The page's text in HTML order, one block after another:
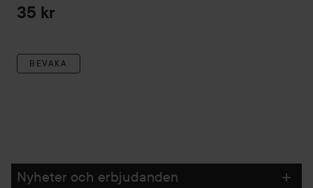
35 kr
BEVAKA
Nyheter och erbjudanden